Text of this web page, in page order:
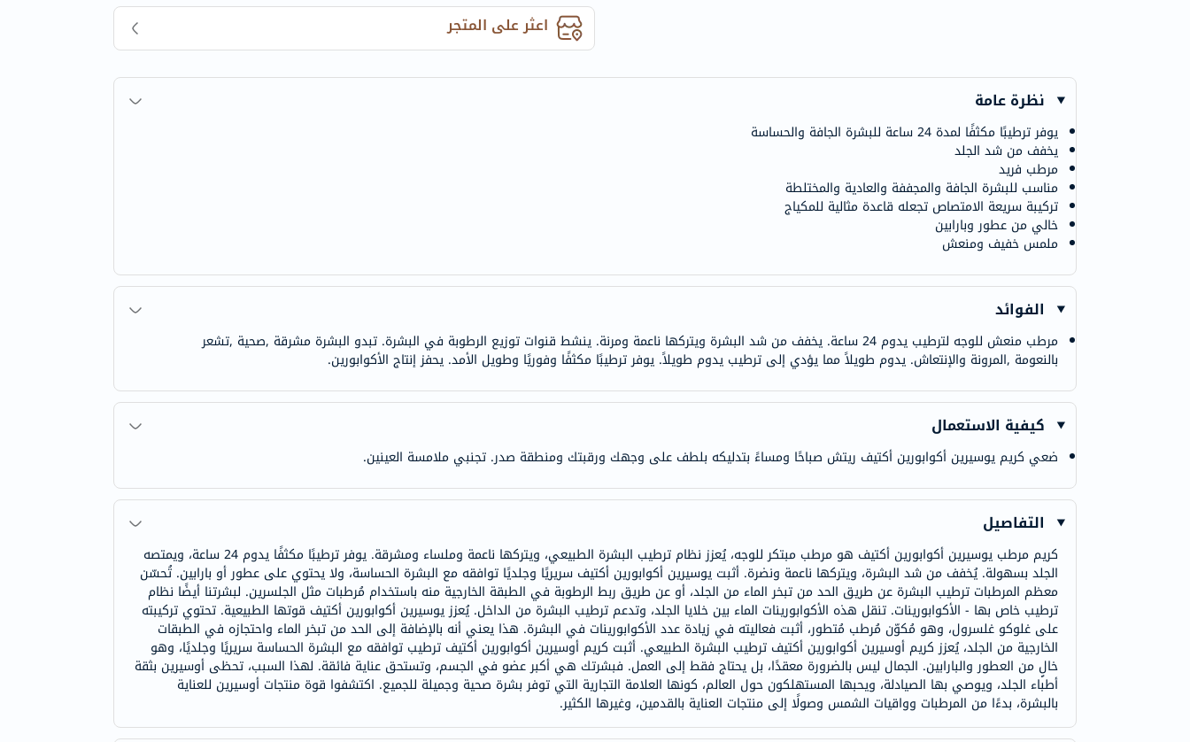
anua
theordinary
K18
cosrx
OMRON
fino
Goongbe
dessert-
essence
skinceuticals
feel
true-
honey
الصحة
والمكملات
أساسيات
العناية
اعثر على المتجر
نظرة عامة
يوفر ترطيبًا مكثفًا لمدة 24 ساعة للبشرة الجافة والحساسة
يخفف من شد الجلد
مرطب فريد
مناسب للبشرة الجافة والمجففة والعادية والمختلطة
تركيبة سريعة الامتصاص تجعله قاعدة مثالية للمكياج
خالي من عطور وبارابين
ملمس خفيف ومنعش
الفوائد
مرطب منعش للوجه لترطيب يدوم 24 ساعة. يخفف من شد البشرة ويتركها ناعمة ومرنة. ينشط قنوات توزيع الرطوبة في البشرة. تبدو البشرة مشرقة ,صحية ,تشعر
بالنعومة ,المرونة والإنتعاش. يدوم طويلاً مما يؤدي إلى ترطيب يدوم طويلاً. يوفر ترطيبًا مكثفًا وفوريًا وطويل الأمد. يحفز إنتاج الأكوابورين.
كيفية الاستعمال
ضعي كريم يوسيرين أكوابورين أكتيف ريتش صباحًا ومساءً بتدليكه بلطف على وجهك ورقبتك ومنطقة صدر. تجنبي ملامسة العينين.
التفاصيل
كريم مرطب يوسيرين أكوابورين أكتيف هو مرطب مبتكر للوجه، يُعزز نظام ترطيب البشرة الطبيعي، ويتركها ناعمة وملساء ومشرقة. يوفر ترطيبًا مكثفًا يدوم 24 ساعة، ويمتصه
الجلد بسهولة. يُخفف من شد البشرة، ويتركها ناعمة ونضرة. أثبت يوسيرين أكوابورين أكتيف سريريًا وجلديًا توافقه مع البشرة الحساسة، ولا يحتوي على عطور أو بارابين. تُحسّن
معظم المرطبات ترطيب البشرة عن طريق الحد من تبخر الماء من الجلد، أو عن طريق ربط الرطوبة في الطبقة الخارجية منه باستخدام مُرطبات مثل الجلسرين. لبشرتنا أيضًا نظام
ترطيب خاص بها - الأكوابورينات. تنقل هذه الأكوابورينات الماء بين خلايا الجلد، وتدعم ترطيب البشرة من الداخل. يُعزز يوسيرين أكوابورين أكتيف قوتها الطبيعية. تحتوي تركيبته
على غلوكو غلسرول، وهو مُكوّن مُرطب مُتطور، أثبت فعاليته في زيادة عدد الأكوابورينات في البشرة. هذا يعني أنه بالإضافة إلى الحد من تبخر الماء واحتجازه في الطبقات
الخارجية من الجلد، يُعزز كريم أوسيرين أكوابورين أكتيف ترطيب البشرة الطبيعي. أثبت كريم أوسيرين أكوابورين أكتيف ترطيب توافقه مع البشرة الحساسة سريريًا وجلديًا، وهو
خالٍ من العطور والبارابين. الجمال ليس بالضرورة معقدًا، بل يحتاج فقط إلى العمل. فبشرتك هي أكبر عضو في الجسم، وتستحق عناية فائقة. لهذا السبب، تحظى أوسيرين بثقة
أطباء الجلد، ويوصي بها الصيادلة، ويحبها المستهلكون حول العالم، كونها العلامة التجارية التي توفر بشرة صحية وجميلة للجميع. اكتشفوا قوة منتجات أوسيرين للعناية
بالبشرة، بدءًا من المرطبات وواقيات الشمس وصولًا إلى منتجات العناية بالقدمين، وغيرها الكثير.